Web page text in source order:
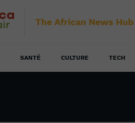
The African News Hub
SANTÉ CULTURE TECH